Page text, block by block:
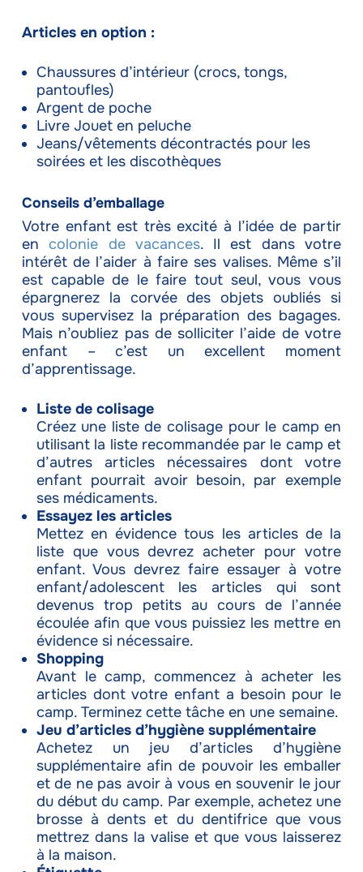
Articles en option :
Chaussures d’intérieur (crocs, tongs,
pantoufles)
Argent de poche
Livre Jouet en peluche
Jeans/vêtements décontractés pour les
soirées et les discothèques
Conseils d’emballage
Votre enfant est très excité à l’idée de partir
en colonie de vacances. Il est dans votre
intérêt de l’aider à faire ses valises. Même s’il
est capable de le faire tout seul, vous vous
épargnerez la corvée des objets oubliés si
vous supervisez la préparation des bagages.
Mais n’oubliez pas de solliciter l’aide de votre
enfant – c’est un excellent moment
d’apprentissage.
Liste de colisage
Créez une liste de colisage pour le camp en
utilisant la liste recommandée par le camp et
d’autres articles nécessaires dont votre
enfant pourrait avoir besoin, par exemple
ses médicaments.
Essayez les articles
Mettez en évidence tous les articles de la
liste que vous devrez acheter pour votre
enfant. Vous devrez faire essayer à votre
enfant/adolescent les articles qui sont
devenus trop petits au cours de l’année
écoulée afin que vous puissiez les mettre en
évidence si nécessaire.
Shopping
Avant le camp, commencez à acheter les
articles dont votre enfant a besoin pour le
camp. Terminez cette tâche en une semaine.
Jeu d’articles d’hygiène supplémentaire
Achetez un jeu d’articles d’hygiène
supplémentaire afin de pouvoir les emballer
et de ne pas avoir à vous en souvenir le jour
du début du camp. Par exemple, achetez une
brosse à dents et du dentifrice que vous
mettrez dans la valise et que vous laisserez
à la maison.